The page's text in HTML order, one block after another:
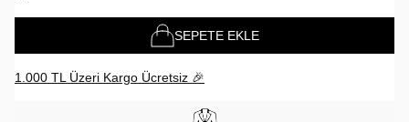
SEPETE EKLE
1.000 TL Üzeri Kargo Ücretsiz 🎉